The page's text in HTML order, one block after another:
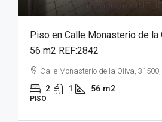
Piso en Calle Monasterio de la
56 m2 REF:2842
Calle Monasterio de la Oliva,
2 1 56 m2
PISO